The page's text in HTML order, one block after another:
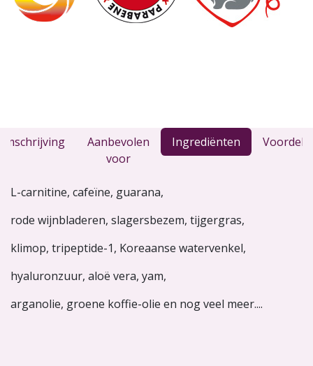
Aanbevolen
voor
Ingrediënten
L-carnitine, cafeïne, guarana,
rode wijnbladeren, slagersbezem, tijgergras,
klimop, tripeptide-1, Koreaanse watervenkel,
hyaluronzuur, aloë vera, yam,
arganolie, groene koffie-olie en nog veel meer....